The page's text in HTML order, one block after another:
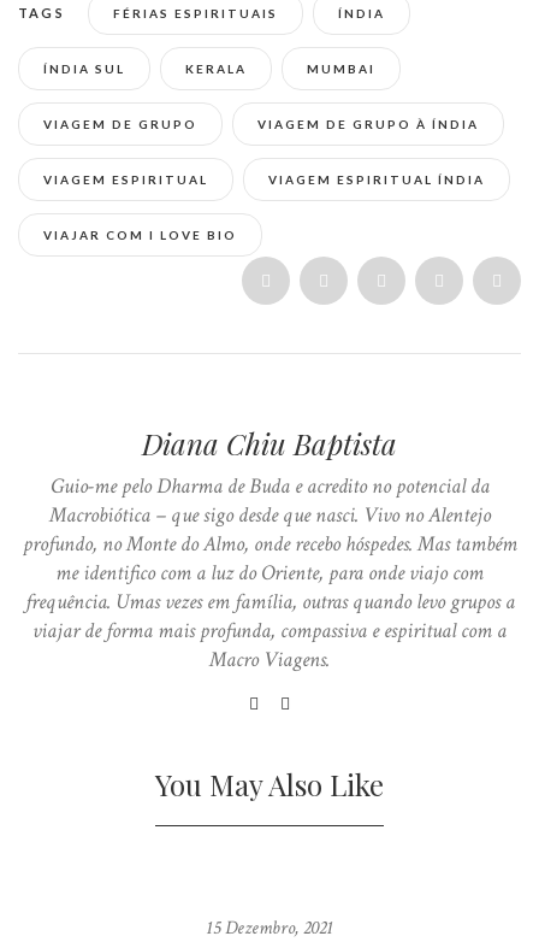
TAGS FÉRIAS ESPIRITUAIS ÍNDIA
ÍNDIA SUL KERALA MUMBAI
VIAGEM DE GRUPO VIAGEM DE GRUPO À ÍNDIA
VIAGEM ESPIRITUAL VIAGEM ESPIRITUAL ÍNDIA
VIAJAR COM I LOVE BIO
Diana Chiu Baptista
Guio-me pelo Dharma de Buda e acredito no potencial da
Macrobiótica – que sigo desde que nasci. Vivo no Alentejo
profundo, no Monte do Almo, onde recebo hóspedes. Mas também
me identifico com a luz do Oriente, para onde viajo com
frequência. Umas vezes em família, outras quando levo grupos a
viajar de forma mais profunda, compassiva e espiritual com a
Macro Viagens.
You May Also Like
15 Dezembro, 2021